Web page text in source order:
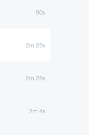
50s
2m 25s
2m 28s
2m 4s